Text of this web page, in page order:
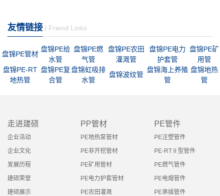
友情链接 / Friend Links
盘锦PE管材
盘锦PE给
水管
盘锦PE燃
气管
盘锦PE农田
灌溉管
盘锦PE电力
护套管
盘锦PE矿
用管
盘锦PE-RT
地热管
盘锦PE复
合管
盘锦虹吸排
水管
盘锦波纹管
盘锦海上养殖
管
盘锦地热
管
走进建硕
企业活动
企业文化
发展历程
建硕荣誉
建硕展示
PP管材
PE地热泵管材
PE非开挖管材
PE矿用管材
PE电力护套管材
PE农田灌溉
PE管件
PE注塑管件
PE-RTⅡ型管件
PE燃气管件
PE电熔管件
PE承插管件